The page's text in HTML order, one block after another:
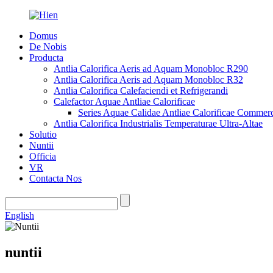
Domus
De Nobis
Producta
Antlia Calorifica Aeris ad Aquam Monobloc R290
Antlia Calorifica Aeris ad Aquam Monobloc R32
Antlia Calorifica Calefaciendi et Refrigerandi
Calefactor Aquae Antliae Calorificae
Series Aquae Calidae Antliae Calorificae
Antlia Calorifica Industrialis Temperaturae Ultra-Altae
Solutio
Nuntii
Officia
VR
Contacta Nos
English
nuntii